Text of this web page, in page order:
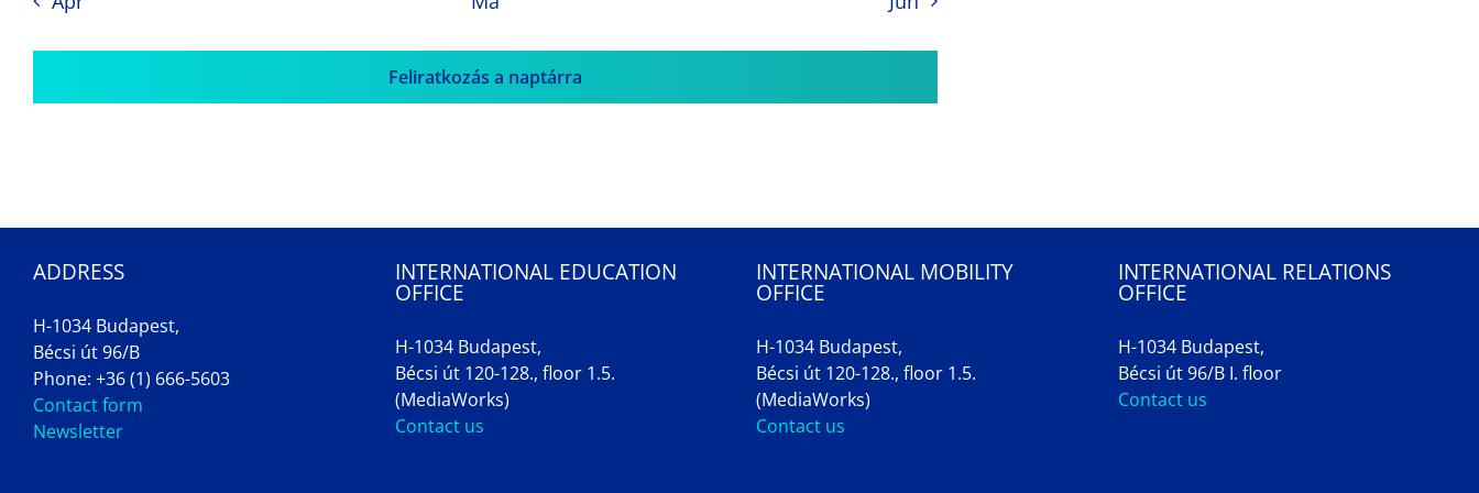
Feliratkozás a naptárra
ADDRESS
H-1034 Budapest,
Bécsi út 96/B
Phone: +36 (1) 666-5603
Contact form
Newsletter
INTERNATIONAL EDUCATION
OFFICE
H-1034 Budapest,
Bécsi út 120-128., floor 1.5.
(MediaWorks)
Contact us
INTERNATIONAL MOBILITY
OFFICE
H-1034 Budapest,
Bécsi út 120-128., floor 1.5.
(MediaWorks)
Contact us
INTERNATIONAL RELATIONS
OFFICE
H-1034 Budapest,
Bécsi út 96/B I. floor
Contact us